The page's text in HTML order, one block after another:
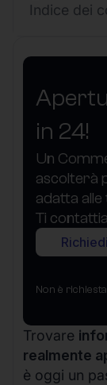
in 24!
Un
ascolterà
adatta alle
Ti
Non è
Trovare
realmente
è oggi un
Indice dei